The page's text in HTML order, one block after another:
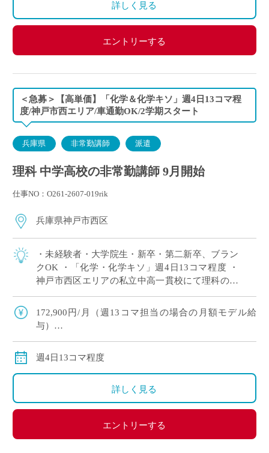
詳しく見る
エントリーする
＜急募＞【高単価】「化学＆化学キソ」週4日13コマ程
度/神戸市西エリア/車通勤OK/2学期スタート
兵庫県 非常勤講師 派遣
理科 中学高校の非常勤講師 9月開始
仕事NO：O261-2607-019rik
兵庫県神戸市西区
・未経験者・大学院生・新卒・第二新卒、ブラン
クOK ・「化学・化学キソ」週4日13コマ程度 ・
神戸市西区エリアの私立中高一貫校にて理科の非
校免許のみOK
172,900円/月（週13コマ担当の場合の月額モデル給
与）
週4日13コマ程度
詳しく見る
エントリーする